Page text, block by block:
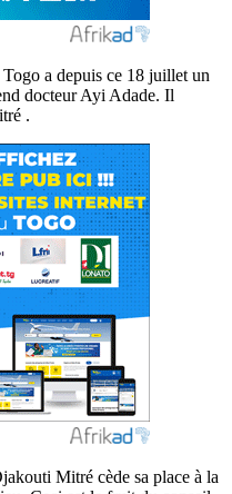
a depuis ce 18 juillet un
docteur Ayi Adade. Il
.
Mitré cède sa place à la